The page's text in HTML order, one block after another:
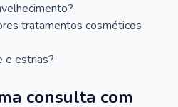
tratamentos cosméticos
e estrias?
consulta com